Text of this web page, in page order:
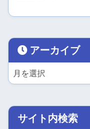
アーカイブ
サイト内検索